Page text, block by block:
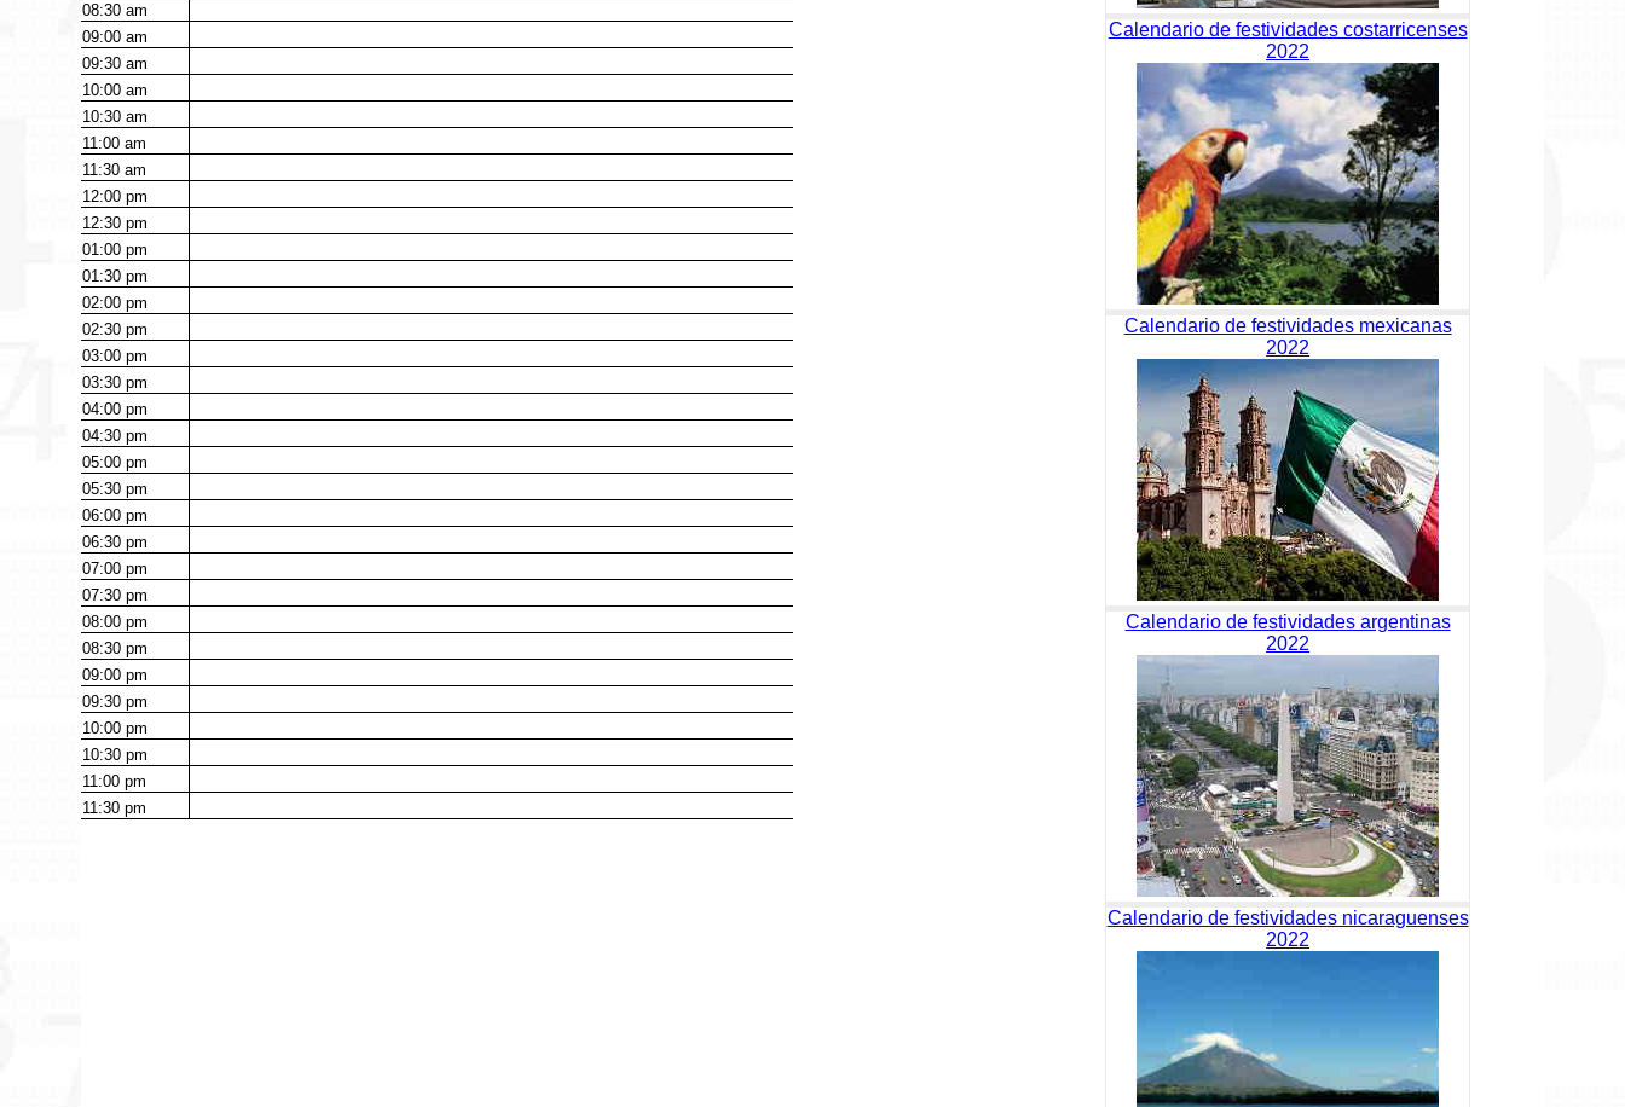
08:30am
09:00am
09:30am
10:00am
10:30am
11:00am
11:30am
12:00pm
12:30pm
01:00pm
01:30pm
02:00pm
02:30pm
03:00pm
03:30pm
04:00pm
04:30pm
05:00pm
05:30pm
06:00pm
06:30pm
07:00pm
07:30pm
08:00pm
08:30pm
09:00pm
09:30pm
10:00pm
10:30pm
11:00pm
11:30pm
Calendario de festividades costarricenses
2022
Calendario de festividades mexicanas
2022
Calendario de festividades argentinas
2022
Calendario de festividades nicaraguenses
2022